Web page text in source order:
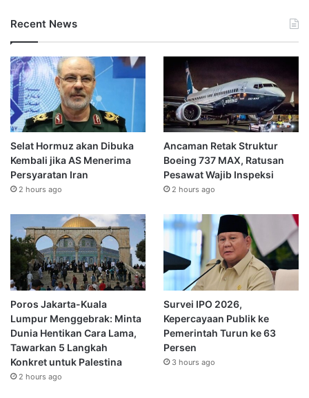
Recent News
Selat Hormuz akan Dibuka
Kembali jika AS Menerima
Persyaratan Iran
2 hours ago
Ancaman Retak Struktur
Boeing 737 MAX, Ratusan
Pesawat Wajib Inspeksi
2 hours ago
Poros Jakarta-Kuala
Lumpur Menggebrak: Minta
Dunia Hentikan Cara Lama,
Tawarkan 5 Langkah
Konkret untuk Palestina
2 hours ago
Survei IPO 2026,
Kepercayaan Publik ke
Pemerintah Turun ke 63
Persen
3 hours ago